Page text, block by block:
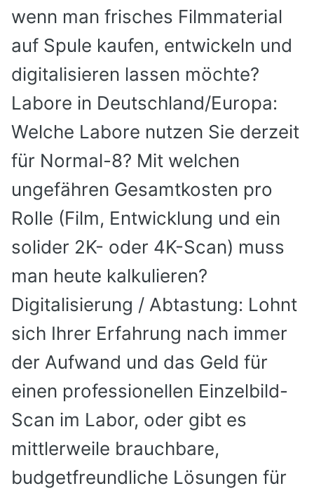
wenn man frisches Filmmaterial
auf Spule kaufen, entwickeln und
digitalisieren lassen möchte?
Labore in Deutschland/Europa:
Welche Labore nutzen Sie derzeit
für Normal-8? Mit welchen
ungefähren Gesamtkosten pro
Rolle (Film, Entwicklung und ein
solider 2K- oder 4K-Scan) muss
man heute kalkulieren?
Digitalisierung / Abtastung: Lohnt
sich Ihrer Erfahrung nach immer
der Aufwand und das Geld für
einen professionellen Einzelbild-
Scan im Labor, oder gibt es
mittlerweile brauchbare,
budgetfreundliche Lösungen für